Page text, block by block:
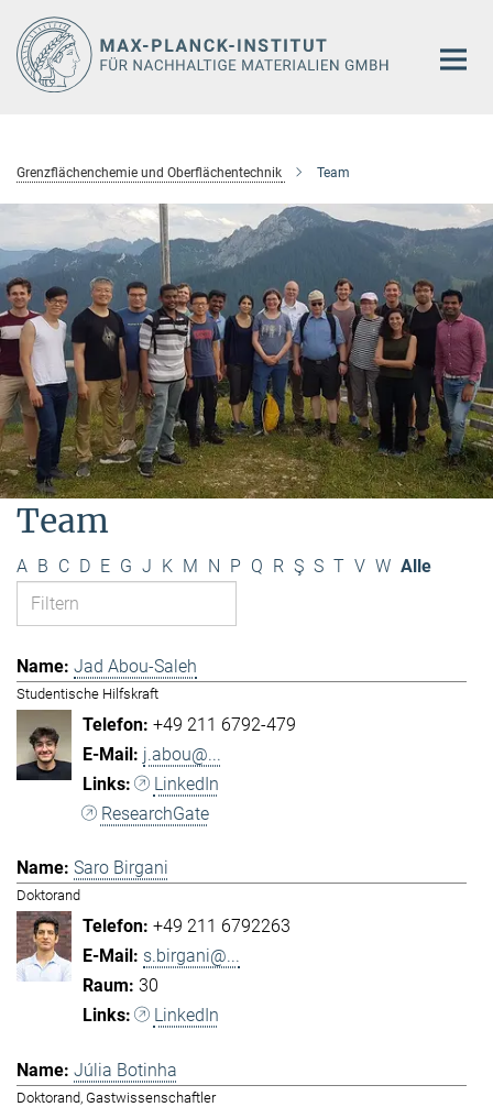
Hauptinhalt
Grenzflächenchemie und Oberflächentechnik Team
Team
A B C D E G J K M N P Q R Ş S T V W Alle
Jad Abou-Saleh
Studentische Hilfskraft
+49 211 6792-479
j.abou@...
LinkedIn
ResearchGate
Saro Birgani
Doktorand
+49 211 6792263
s.birgani@...
30
LinkedIn
Júlia Botinha
Doktorand, Gastwissenschaftler